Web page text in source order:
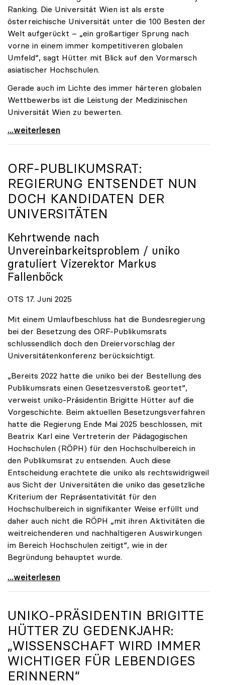
Ranking. Die Universität Wien ist als erste
österreichische Universität unter die 100 Besten der
Welt aufgerückt – „ein großartiger Sprung nach
vorne in einem immer kompetitiveren globalen
Umfeld“, sagt Hütter mit Blick auf den Vormarsch
asiatischer Hochschulen.
Gerade auch im Lichte des immer härteren globalen
Wettbewerbs ist die Leistung der Medizinischen
Universität Wien zu bewerten.
„Top-Rankingplätze heimischer Universitäten geben
...weiterlesen
ORF-PUBLIKUMSRAT:
REGIERUNG ENTSENDET NUN
DOCH KANDIDATEN DER
UNIVERSITÄTEN
Kehrtwende nach
Unvereinbarkeitsproblem / uniko
gratuliert Vizerektor Markus
Fallenböck
OTS 17. Juni 2025
Mit einem Umlaufbeschluss hat die Bundesregierung
bei der Besetzung des ORF-Publikumsrats
schlussendlich doch den Dreiervorschlag der
Universitätenkonferenz berücksichtigt.
„Bereits 2022 hatte die uniko bei der Bestellung des
Publikumsrats einen Gesetzesverstoß geortet“,
verweist uniko-Präsidentin Brigitte Hütter auf die
Vorgeschichte. Beim aktuellen Besetzungsverfahren
hatte die Regierung Ende Mai 2025 beschlossen, mit
Beatrix Karl eine Vertreterin der Pädagogischen
Hochschulen (RÖPH) für den Hochschulbereich in
den Publikumsrat zu entsenden. Auch diese
Entscheidung erachtete die uniko als rechtswidrigweil
aus Sicht der Universitäten die uniko das gesetzliche
Kriterium der Repräsentativität für den
Hochschulbereich in signifikanter Weise erfüllt und
daher auch nicht die RÖPH „mit ihren Aktivitäten die
weitreichenderen und nachhaltigeren Auswirkungen
im Bereich Hochschulen zeitigt“, wie in der
Begründung behauptet wurde.
ORF-Publikumsrat: Regierung entsendet nun doch
...weiterlesen
UNIKO-PRÄSIDENTIN BRIGITTE
HÜTTER ZU GEDENKJAHR:
„WISSENSCHAFT WIRD IMMER
WICHTIGER FÜR LEBENDIGES
ERINNERN“